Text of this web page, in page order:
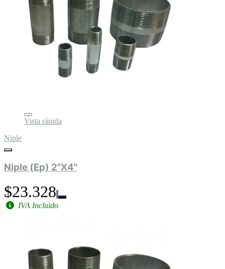
Vista rápida
Niple
Niple (Ep) 2"X4"
$23.328
IVA Incluido